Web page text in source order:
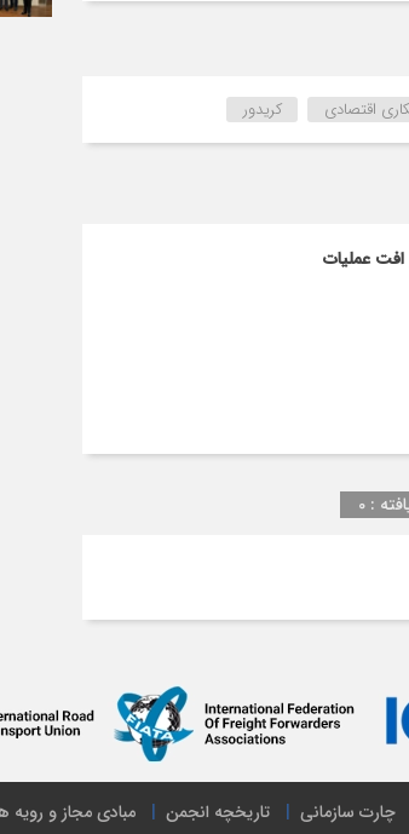
و
دروازه
در
اقتصادی کریدور
افت عملیات
: 0
چارت سازمانی تاریخچه انجمن مبادی مجاز و رویه